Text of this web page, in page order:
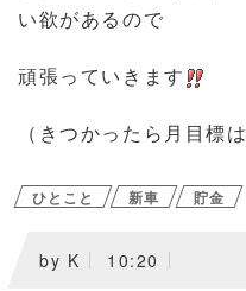
い欲があるので
頑張っていきます
（きつかったら月目標
ひとこと 新車 貯金
by K 10:20